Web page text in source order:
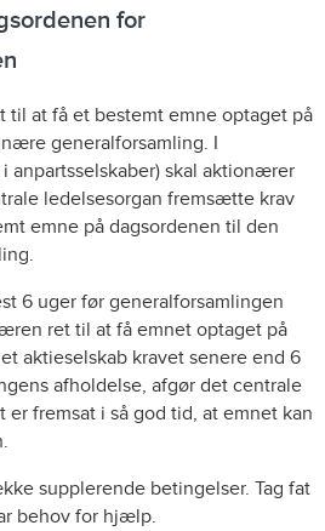
for
til at få et bestemt emne optaget på
generalforsamling. I
anpartsselskaber) skal aktionærer
ledelsesorgan fremsætte krav
emne på dagsordenen til den
6 uger før generalforsamlingen
ret til at få emnet optaget på
aktieselskab kravet senere end 6
afholdelse, afgør det centrale
er fremsat i så god tid, at emnet kan
supplerende betingelser. Tag fat
behov for hjælp.